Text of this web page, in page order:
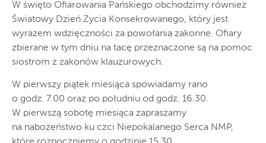
W święto Ofiarowania Pańskiego obchodzimy również
Światowy Dzień Życia Konsekrowanego, który jest
wyrazem wdzięczności za powołania zakonne. Ofiary
zbierane w tym dniu na tacę przeznaczone są na pomoc
siostrom z zakonów klauzurowych.
W pierwszy piątek miesiąca spowiadamy rano
o godz. 7.00 oraz po południu od godz. 16.30.
W pierwszą sobotę miesiąca zapraszamy
na nabożeństwo ku czci Niepokalanego Serca NMP,